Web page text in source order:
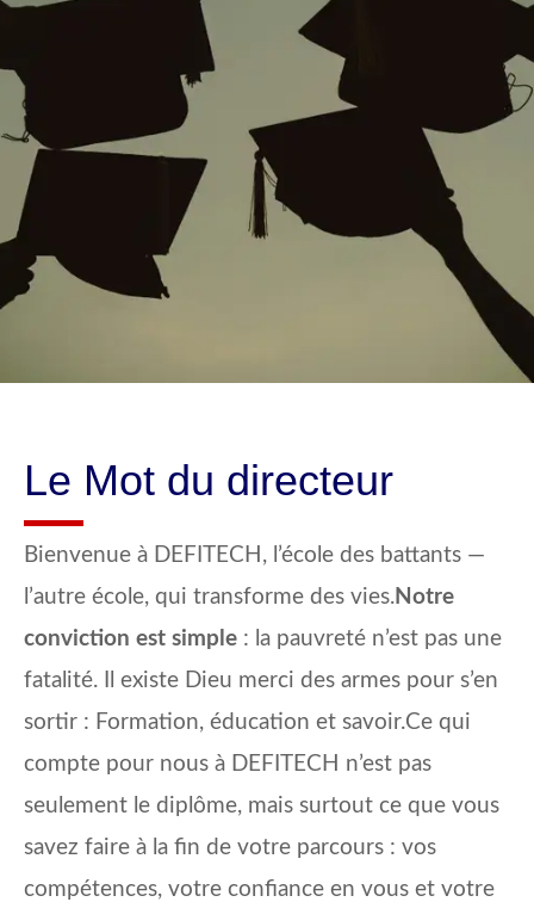
Le Mot du directeur
Bienvenue à DEFITECH, l’école des battants —
l’autre école, qui transforme des vies.Notre
conviction est simple : la pauvreté n’est pas une
fatalité. Il existe Dieu merci des armes pour s’en
sortir : Formation, éducation et savoir.Ce qui
compte pour nous à DEFITECH n’est pas
seulement le diplôme, mais surtout ce que vous
savez faire à la fin de votre parcours : vos
compétences, votre confiance en vous et votre